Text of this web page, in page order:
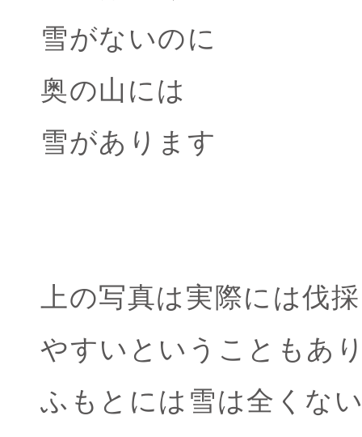
雪がないのに
奥の山には
雪があります
上の写真は実際には伐
やすいということもあ
ふもとには雪は全くな